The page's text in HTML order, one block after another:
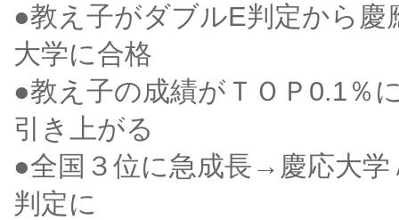
●教え子がダブルE判定から慶
大学に合格
●教え子の成績がＴＯＰ0.1％
引き上がる
●全国３位に急成長→慶応大学
判定に